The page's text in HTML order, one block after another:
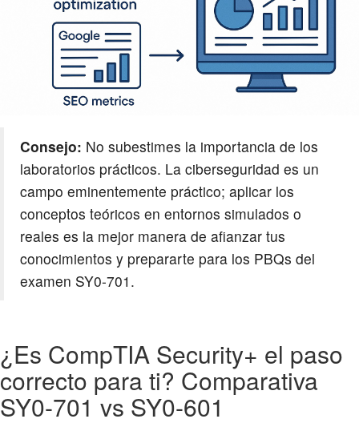
Consejo: No subestimes la importancia de los
laboratorios prácticos. La ciberseguridad es un
campo eminentemente práctico; aplicar los
conceptos teóricos en entornos simulados o
reales es la mejor manera de afianzar tus
conocimientos y prepararte para los PBQs del
examen SY0-701.
¿Es CompTIA Security+ el paso
correcto para ti? Comparativa
SY0-701 vs SY0-601